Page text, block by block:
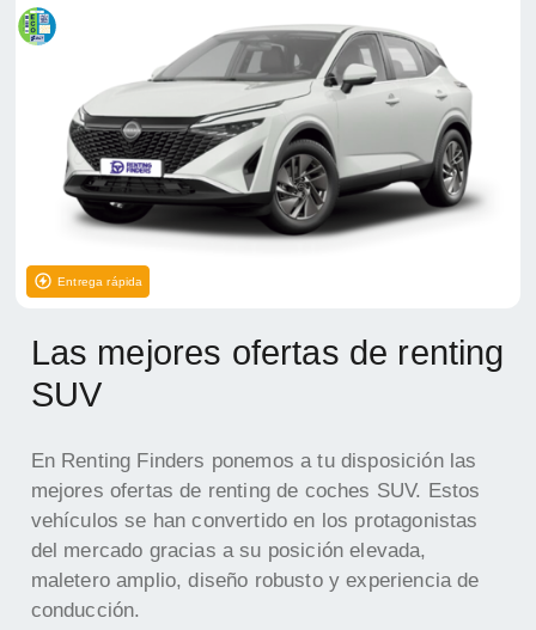
Entrega rápida
Las mejores ofertas de renting
SUV
En Renting Finders ponemos a tu disposición las
mejores ofertas de renting de coches SUV. Estos
vehículos se han convertido en los protagonistas
del mercado gracias a su posición elevada,
maletero amplio, diseño robusto y experiencia de
conducción.